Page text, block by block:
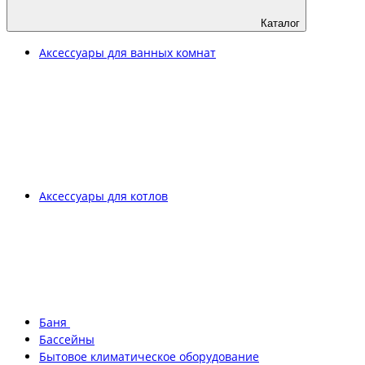
Каталог
Аксессуары для ванных комнат
Аксессуары для котлов
Баня
Бассейны
Бытовое климатическое оборудование